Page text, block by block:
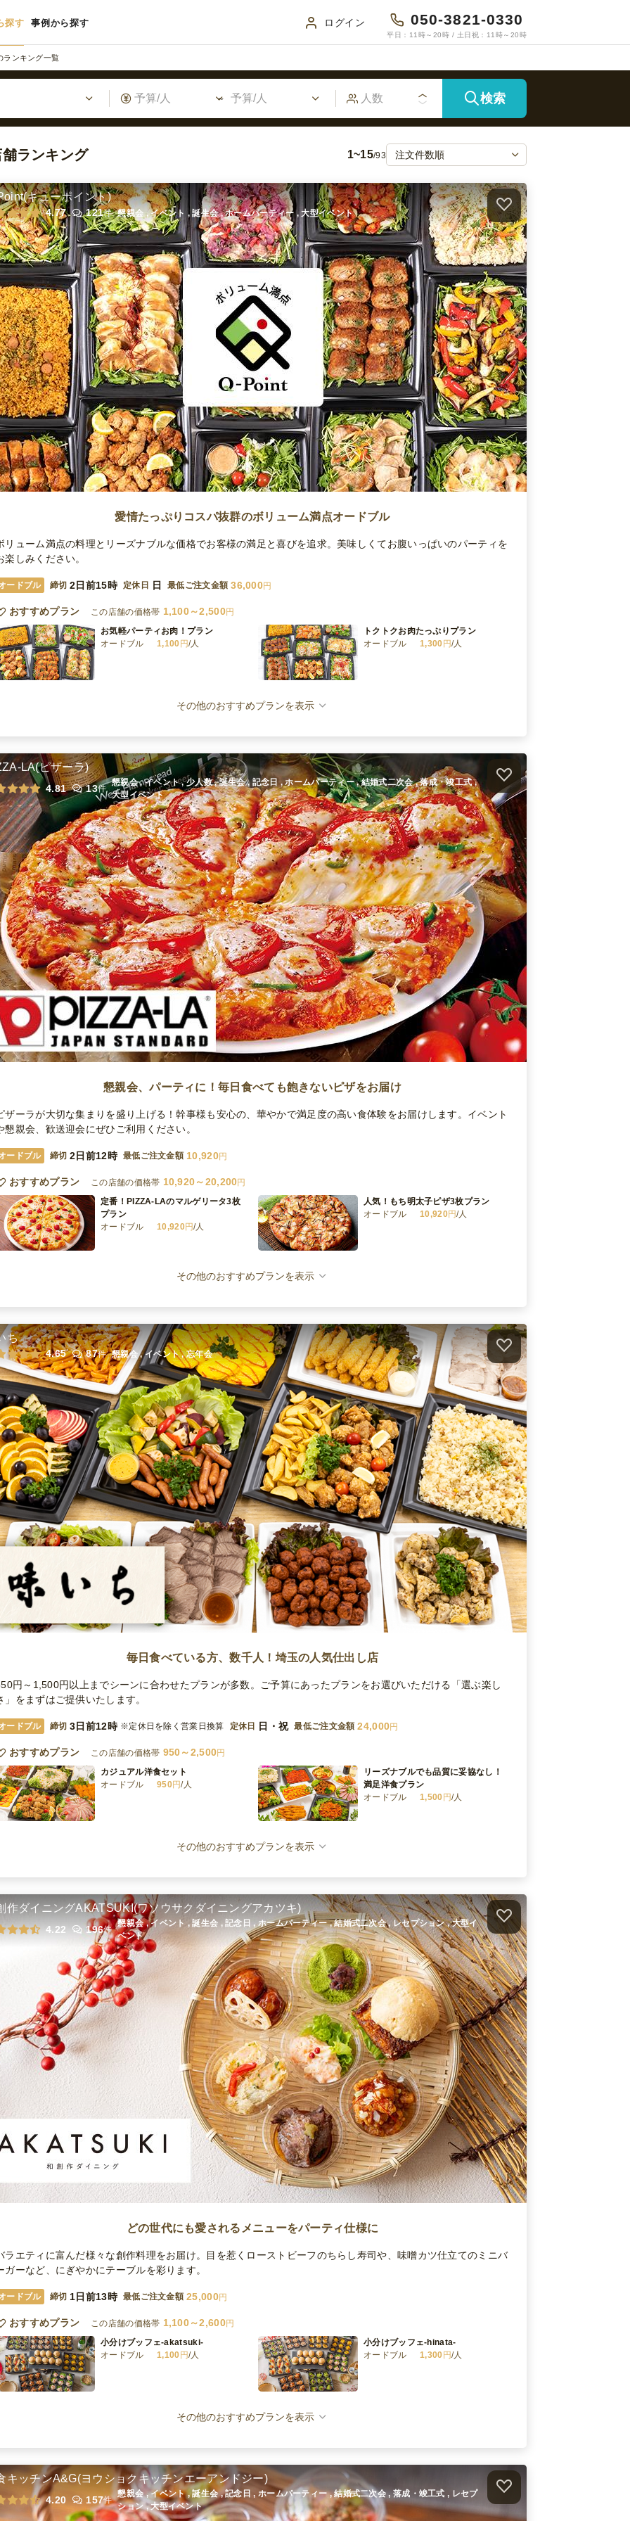
探す 事例から探す ログイン 050-3821-0330
平日：11時～20時 / 土日祝：11時～20時
ランキング一覧
検索
ランキング 1~15/93
キューポイント)
4.77 121件 懇親会 , イベント , 誕生会 , ホームパーティー , 大型イベント
愛情たっぷりコスパ抜群のボリューム満点オードブル
リューム満点の料理とリーズナブルな価格でお客様の満足と喜びを追求。美味しくてお腹いっぱいのパーティを
楽しみください。
ードブル 締切 2日前15時 定休日 日 最低ご注文金額 36,000円
おすすめプラン この店舗の価格帯 1,100～2,500円
お気軽パーティお肉！プラン
オードブル
1,100 円/人
トクトクお肉たっぷりプラン
オードブル
1,300 円/人
1,300円/人
満点！Q-point定番洋食プラン
オードブル
1,650 /人
Q-Pointの豪華和洋バラエティプラン
オードブル
2,500 円/人
全てのプランを見る（6件）
その他のおすすめプランを表示
LA(ピザーラ)
4.81 13件
懇親会 , イベント , 少人数 , 誕生会 , 記念日 , ホームパーティー , 結婚式二次会 , 落成・竣工式 ,
大型イベント
懇親会、パーティに！毎日食べても飽きないピザをお届け
ザーラが大切な集まりを盛り上げる！幹事様も安心の、華やかで満足度の高い食体験をお届けします。イベント
懇親会、歓送迎会にぜひご利用ください。
ードブル 締切 2日前12時 最低ご注文金額 10,920円
おすすめプラン この店舗の価格帯 10,920～20,200円
定番！PIZZA-LAのマルゲリータ3枚
プラン
オードブル
10,920円/人
人気！もち明太子ピザ3枚プラン
オードブル
10,920円/人
旨み×贅沢！シーフードイタリアーナ
3枚プラン
オードブル
14,400円/人
PIZZA-LAが贈る定番3種プラン
オードブル
11,420 円 /人
PIZZA-LAが贈る人気3種プラン
オードブル
11,600円/人
PIZZA-LAが贈る厳選3種プラン
オードブル
12,420円/人
全てのプランを見る（20件）
その他のおすすめプランを表示
ち
4.65 87件 懇親会 , イベント , 忘年会
毎日食べている方、数千人！埼玉の人気仕出し店
円～1,500円以上までシーンに合わせたプランが多数。ご予算にあったプランをお選びいただける「選ぶ楽し
」をまずはご提供いたします。
ードブル 締切 3日前12時 ※定休日を除く営業日換算 定休日 日・祝 最低ご注文金額 24,000円
おすすめプラン この店舗の価格帯 950～2,500円
カジュアル洋食セット
オードブル
950円/人
リーズナブルでも品質に妥協なし！
満足洋食プラン
オードブル
1,500 円/人
1,000円/人
味いちスタンダード洋食
オードブル
1,300円/人
味いちラグジュアリー洋食
オードブル
2,500円/人
全てのプランを見る（6件）
その他のおすすめプランを表示
作ダイニングAKATSUKI(ワソウサクダイニングアカツキ)
4.22 196件
懇親会 , イベント , 誕生会 , 記念日 , ホームパーティー , 結婚式二次会 , レセプション , 大型イ
ベント
どの世代にも愛されるメニューをパーティ仕様に
ラエティに富んだ様々な創作料理をお届け。目を惹くローストビーフのちらし寿司や、味噌カツ仕立てのミニバ
ガーなど、にぎやかにテーブルを彩ります。
ードブル 締切 1日前13時 最低ご注文金額 25,000円
おすすめプラン この店舗の価格帯 1,100～2,600円
小分けブッフェ-akatsuki-
オードブル
1,100 円/人
小分けブッフェ-hinata-
オードブル
1,300 円/人
1,600円/人
小分けブッフェ-miyabi-
オードブル
2,600円/人
その他のおすすめプランを表示
キッチンA&G(ヨウショクキッチンエーアンドジー)
4.20 157件
懇親会 , イベント , 誕生会 , 記念日 , ホームパーティー , 結婚式二次会 , 落成・竣工式 , レセプ
ション , 大型イベント